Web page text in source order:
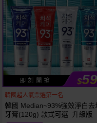
即 刻 開 搶 $59
韓國超人氣票選第一名
韓國 Median~93%強效淨白去
牙膏(120g) 款式可選 升級版